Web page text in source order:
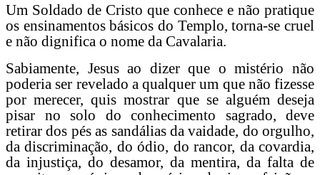
Um Soldado de Cristo que conhece e não pratique
os ensinamentos básicos do Templo, torna-se cruel
e não dignifica o nome da Cavalaria.
Sabiamente, Jesus ao dizer que o mistério não
poderia ser revelado a qualquer um que não fizesse
por merecer, quis mostrar que se alguém deseja
pisar no solo do conhecimento sagrado, deve
retirar dos pés as sandálias da vaidade, do orgulho,
da discriminação, do ódio, do rancor, da covardia,
da injustiça, do desamor, da mentira, da falta de